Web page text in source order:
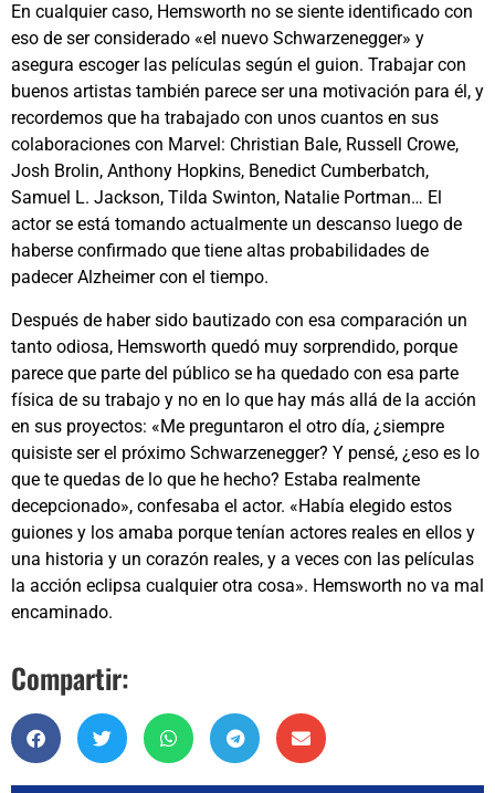
En cualquier caso, Hemsworth no se siente identificado con
eso de ser considerado «el nuevo Schwarzenegger» y
asegura escoger las películas según el guion. Trabajar con
buenos artistas también parece ser una motivación para él, y
recordemos que ha trabajado con unos cuantos en sus
colaboraciones con Marvel: Christian Bale, Russell Crowe,
Josh Brolin, Anthony Hopkins, Benedict Cumberbatch,
Samuel L. Jackson, Tilda Swinton, Natalie Portman… El
actor se está tomando actualmente un descanso luego de
haberse confirmado que tiene altas probabilidades de
padecer Alzheimer con el tiempo.
Después de haber sido bautizado con esa comparación un
tanto odiosa, Hemsworth quedó muy sorprendido, porque
parece que parte del público se ha quedado con esa parte
física de su trabajo y no en lo que hay más allá de la acción
en sus proyectos: «Me preguntaron el otro día, ¿siempre
quisiste ser el próximo Schwarzenegger? Y pensé, ¿eso es lo
que te quedas de lo que he hecho? Estaba realmente
decepcionado», confesaba el actor. «Había elegido estos
guiones y los amaba porque tenían actores reales en ellos y
una historia y un corazón reales, y a veces con las películas
la acción eclipsa cualquier otra cosa». Hemsworth no va mal
encaminado.
Compartir: